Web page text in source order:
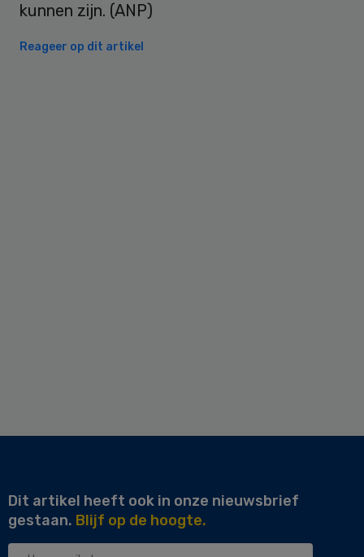
kunnen zijn. (ANP)
Reageer op dit artikel
Dit artikel heeft ook in onze nieuwsbrief
gestaan. Blijf op de hoogte.
Uw